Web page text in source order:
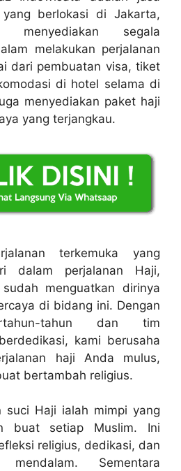
berlokasi di Jakarta,
menyediakan segala
melakukan perjalanan
dari pembuatan visa, tiket
di hotel selama di
menyediakan paket haji
yang terjangkau.
terkemuka yang
dalam perjalanan Haji,
menguatkan dirinya
di bidang ini. Dengan
tahun dan tim
kami berusaha
haji Anda mulus,
bertambah religius.
suci Haji ialah mimpi yang
buat setiap Muslim. Ini
religius, dedikasi, dan
Sementara